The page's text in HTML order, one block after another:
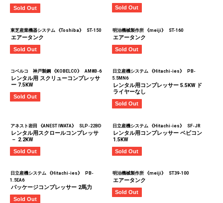
Sold Out Sold Out
東芝産業機器システム 《Toshiba》 ST-150
エアータンク
Sold Out
明治機械製作所 《meiji》 ST-160
エアータンク
Sold Out
コベルコ 神戸製鋼 《KOBELCO》 AM8B-6
レンタル用 スクリューコンプレッサ
ー 7.5KW
Sold Out
日立産機システム 《Hitachi-ies》
PB-
5.5MN6
レンタル用コンプレッサー 5.5KW ド
ライヤーなし
Sold Out
アネスト岩田 《ANEST IWATA》 SLP-22BD
レンタル用スクロールコンプレッサ
－ 2.2KW
Sold Out
日立産機システム 《Hitachi-ies》 SF-JR
レンタル用コンプレッサー ベビコン
1.5KW
Sold Out
日立産機システム 《Hitachi-ies》
PB-
1.5EA6
パッケージコンプレッサー 2馬力
Sold Out
明治機械製作所 《meiji》 ST39-100
エアータンク
Sold Out